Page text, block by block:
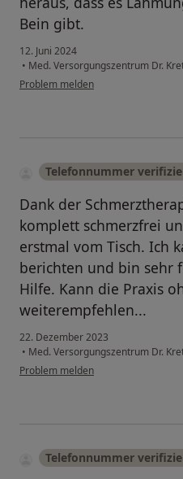
Bein gibt.
12. Juni 2024
• Med. Versorgungszentrum Dr.
Problem melden
Telefonnummer
Dank der
komplett schmerzfrei
erstmal vom Tisch. Ich
berichten und bin sehr
Hilfe. Kann die Praxis
weiterempfehlen...
22. Dezember 2023
• Med. Versorgungszentrum Dr.
Problem melden
Telefonnummer